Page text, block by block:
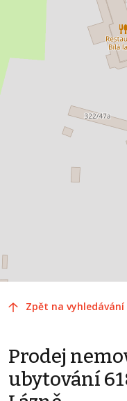
Zpět na vyhledávání
Prodej
ubytování